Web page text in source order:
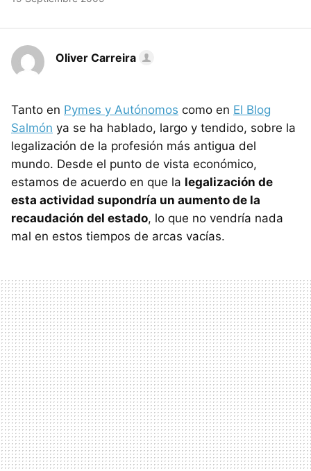
Oliver Carreira
Tanto en Pymes y Autónomos como en El Blog
Salmón ya se ha hablado, largo y tendido, sobre la
legalización de la profesión más antigua del
mundo. Desde el punto de vista económico,
estamos de acuerdo en que la legalización de
esta actividad supondría un aumento de la
recaudación del estado, lo que no vendría nada
mal en estos tiempos de arcas vacías.